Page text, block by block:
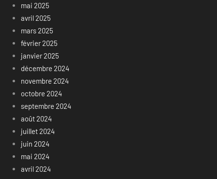
mai 2025
avril 2025
mars 2025
février 2025
janvier 2025
décembre 2024
novembre 2024
octobre 2024
septembre 2024
août 2024
juillet 2024
juin 2024
mai 2024
avril 2024